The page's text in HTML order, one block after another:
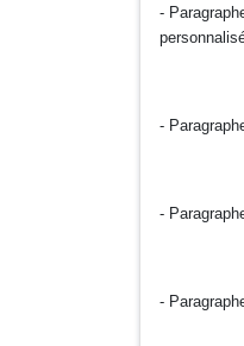
-
-
-
-